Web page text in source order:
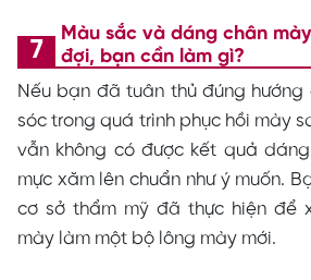
Màu sắc và dáng chân
đợi, bạn cần làm gì?
Nếu bạn đã tuân thủ đúng
sóc trong quá trình phục hồi mày
vẫn không có được kết quả
mực xăm lên chuẩn như ý muốn.
cơ sở thẩm mỹ đã thực hiện để
mày làm một bộ lông mày mới.